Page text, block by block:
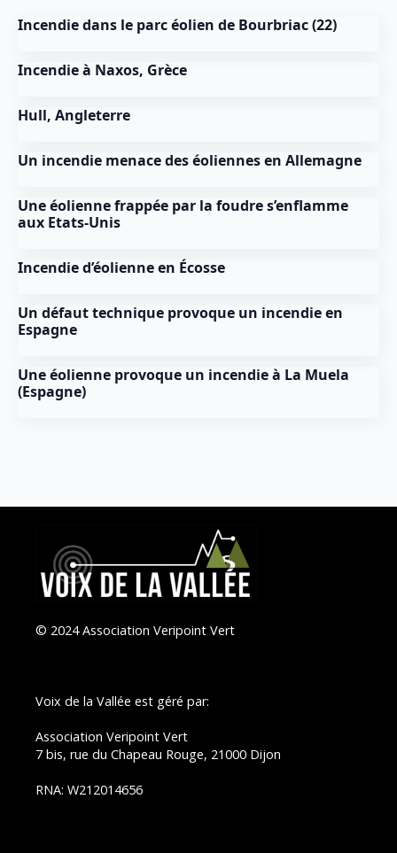
Incendie dans le parc éolien de Bourbriac (22)
Incendie à Naxos, Grèce
Hull, Angleterre
Un incendie menace des éoliennes en Allemagne
Une éolienne frappée par la foudre s’enflamme
aux Etats-Unis
Incendie d’éolienne en Écosse
Un défaut technique provoque un incendie en
Espagne
Une éolienne provoque un incendie à La Muela
(Espagne)
© 2024 Association Veripoint Vert
Voix de la Vallée est géré par:
Association Veripoint Vert
7 bis, rue du Chapeau Rouge, 21000 Dijon
RNA: W212014656